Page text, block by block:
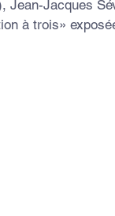
Jean-Jacques
à trois»